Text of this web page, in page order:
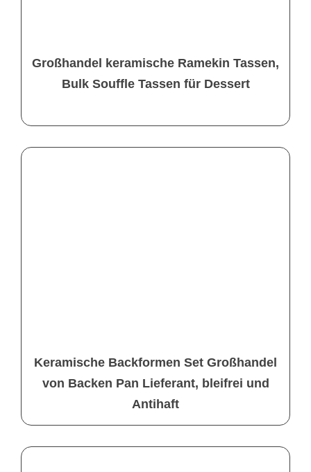
Großhandel keramische Ramekin Tassen,
Bulk Souffle Tassen für Dessert
Keramische Backformen Set Großhandel
von Backen Pan Lieferant, bleifrei und
Antihaft